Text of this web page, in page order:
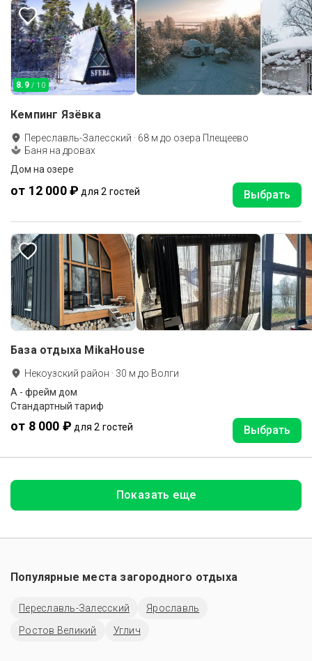
8.9 / 10
Кемпинг Язёвка
Переславль-Залесский · 68 м до озера Плещеево
Баня на дровах
Дом на озере
от 12 000 ₽ для 2 гостей Выбрать
База отдыха MikaHouse
Некоузский район · 30 м до Волги
А - фрейм дом
Стандартный тариф
от 8 000 ₽ для 2 гостей Выбрать
Показать еще
Популярные места загородного отдыха
Переславль-Залесский
Ярославль
Ростов Великий
Углич